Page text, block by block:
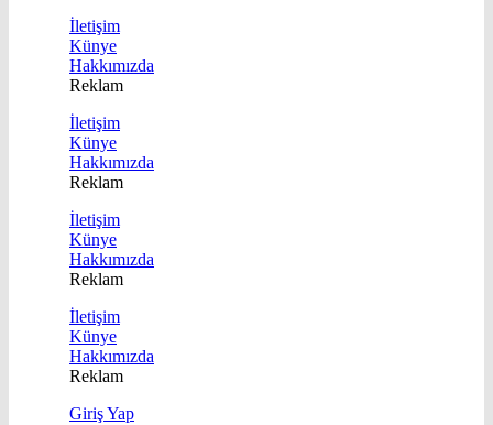
İletişim
Künye
Hakkımızda
Reklam
İletişim
Künye
Hakkımızda
Reklam
İletişim
Künye
Hakkımızda
Reklam
İletişim
Künye
Hakkımızda
Reklam
Giriş Yap